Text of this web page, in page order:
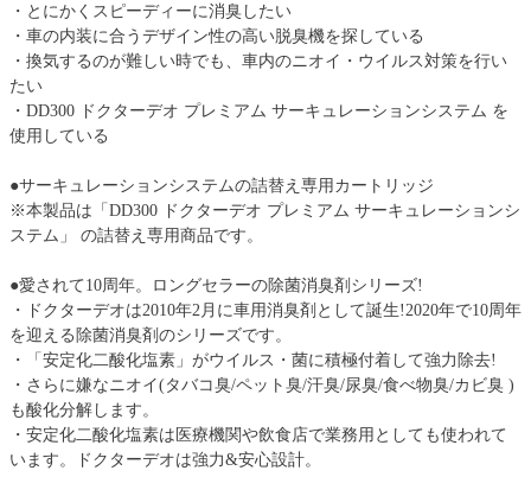
・とにかくスピーディーに消臭したい
・車の内装に合うデザイン性の高い脱臭機を探している
・換気するのが難しい時でも、車内のニオイ・ウイルス対策を行い
たい
・DD300 ドクターデオ プレミアム サーキュレーションシステム を
使用している
●サーキュレーションシステムの詰替え専用カートリッジ
※本製品は「DD300 ドクターデオ プレミアム サーキュレーションシ
ステム」 の詰替え専用商品です。
●愛されて10周年。ロングセラーの除菌消臭剤シリーズ!
・ドクターデオは2010年2月に車用消臭剤として誕生!2020年で10周年
を迎える除菌消臭剤のシリーズです。
・「安定化二酸化塩素」がウイルス・菌に積極付着して強力除去!
・さらに嫌なニオイ(タバコ臭/ペット臭/汗臭/尿臭/食べ物臭/カビ臭 )
も酸化分解します。
・安定化二酸化塩素は医療機関や飲食店で業務用としても使われて
います。ドクターデオは強力&安心設計。